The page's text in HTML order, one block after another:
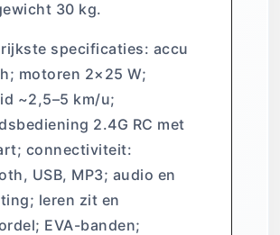
30 kg.
specificaties: accu
motoren 2×25 W;
~2,5–5 km/u;
2.4G RC met
connectiviteit:
USB, MP3; audio en
leren zit en
EVA-banden;